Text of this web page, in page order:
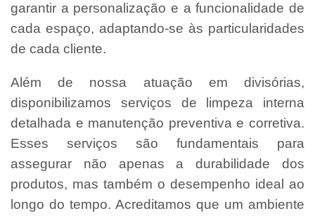
garantir a personalização e a funcionalidade de
cada espaço, adaptando-se às particularidades
de cada cliente.
Além de nossa atuação em divisórias,
disponibilizamos serviços de limpeza interna
detalhada e manutenção preventiva e corretiva.
Esses serviços são fundamentais para
assegurar não apenas a durabilidade dos
produtos, mas também o desempenho ideal ao
longo do tempo. Acreditamos que um ambiente